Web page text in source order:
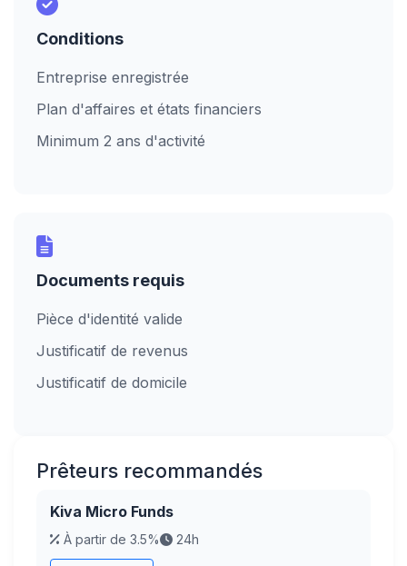
Conditions
Entreprise enregistrée
Plan d'affaires et états financiers
Minimum 2 ans d'activité
Documents requis
Pièce d'identité valide
Justificatif de revenus
Justificatif de domicile
Prêteurs recommandés
Kiva Micro Funds
À partir de 3.5% 24h